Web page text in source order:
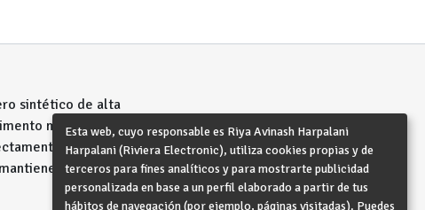
sintético de alta
más grande
a tu
tu móvil
Esta web, cuyo responsable es Riya Avinash Harpalani
Harpalani (Riviera Electronic), utiliza cookies propias y de
terceros para fines analíticos y para mostrarte publicidad
personalizada en base a un perfil elaborado a partir de tus
hábitos de navegación (por ejemplo, páginas visitadas). Puedes